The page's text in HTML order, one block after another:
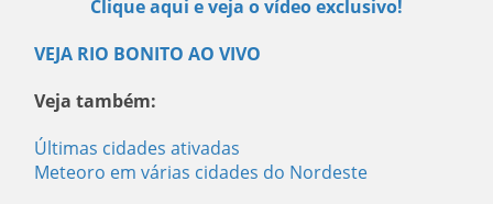
Clique aqui e veja o vídeo exclusivo!
VEJA RIO BONITO AO VIVO
Veja também:
Últimas cidades ativadas
Meteoro em várias cidades do Nordeste